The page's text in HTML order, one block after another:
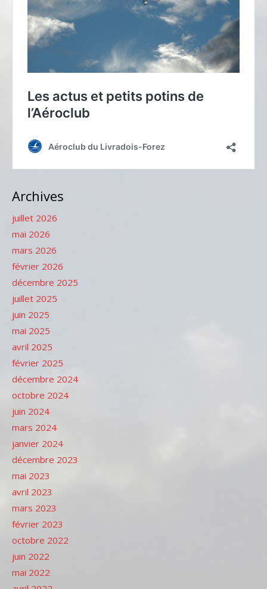
Archives
juillet 2026
mai 2026
mars 2026
février 2026
décembre 2025
juillet 2025
juin 2025
mai 2025
avril 2025
février 2025
décembre 2024
octobre 2024
juin 2024
mars 2024
janvier 2024
décembre 2023
mai 2023
avril 2023
mars 2023
février 2023
octobre 2022
juin 2022
mai 2022